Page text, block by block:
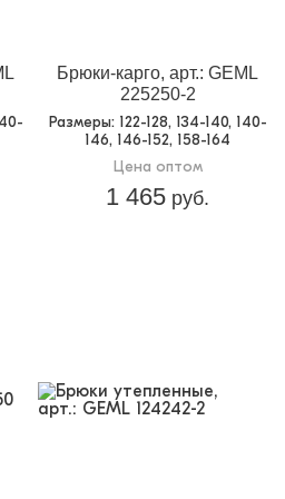
Брюки-карго, арт.: GEML
225250-2
Размеры: 122-128, 134-140, 140-
146, 146-152, 158-164
Цена оптом
1 465 руб.